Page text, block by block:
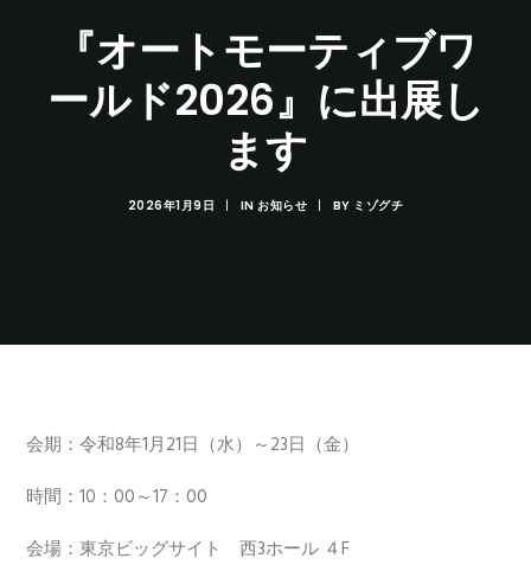
『オートモーティブワ
ールド2026』に出展し
ます
2026年1月9日 | INお知らせ | BY ミゾグチ
会期：令和8年1月21日（水）～23日（金）
時間：10：00～17：00
会場：東京ビッグサイト 西3ホール ４F